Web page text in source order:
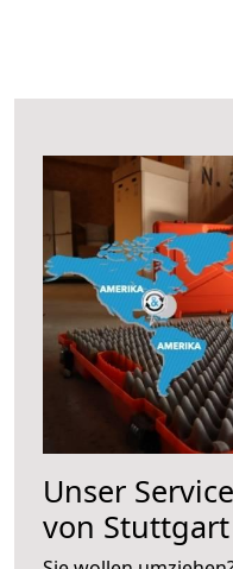
Unser
von